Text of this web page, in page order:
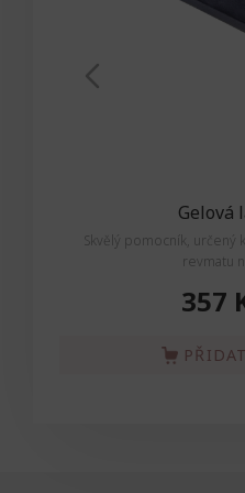
Gelová
Skvělý pomocník, určený
revmatu
357